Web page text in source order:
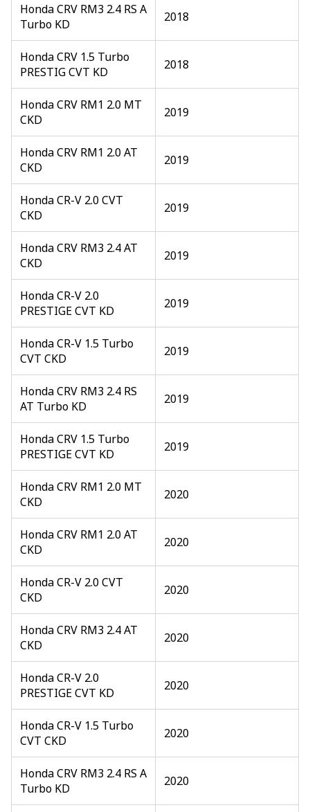
Honda CRV RM3 2.4 RS A
Turbo KD
2018
Honda CRV 1.5 Turbo
PRESTIG CVT KD
2018
Honda CRV RM1 2.0 MT
CKD
2019
Honda CRV RM1 2.0 AT
CKD
2019
Honda CR-V 2.0 CVT
CKD
2019
Honda CRV RM3 2.4 AT
CKD
2019
Honda CR-V 2.0
PRESTIGE CVT KD
2019
Honda CR-V 1.5 Turbo
CVT CKD
2019
Honda CRV RM3 2.4 RS
AT Turbo KD
2019
Honda CRV 1.5 Turbo
PRESTIGE CVT KD
2019
Honda CRV RM1 2.0 MT
CKD
2020
Honda CRV RM1 2.0 AT
CKD
2020
Honda CR-V 2.0 CVT
CKD
2020
Honda CRV RM3 2.4 AT
CKD
2020
Honda CR-V 2.0
PRESTIGE CVT KD
2020
Honda CR-V 1.5 Turbo
CVT CKD
2020
Honda CRV RM3 2.4 RS A
Turbo KD
2020